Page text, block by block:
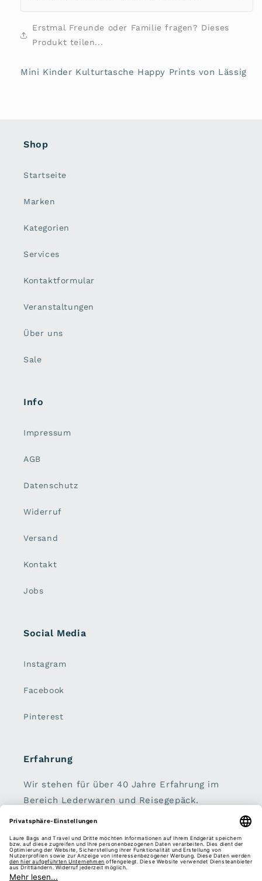
Erstmal Freunde oder Familie fragen? Dieses
Produkt teilen...
Mini Kinder Kulturtasche Happy Prints von Lässig
Shop
Startseite
Marken
Kategorien
Services
Kontaktformular
Veranstaltungen
Über uns
Sale
Info
Impressum
AGB
Datenschutz
Widerruf
Versand
Kontakt
Jobs
Social Media
Instagram
Facebook
Pinterest
Erfahrung
Wir stehen für über 40 Jahre Erfahrung im
Bereich Lederwaren und Reisegepäck.
Sei dabei: